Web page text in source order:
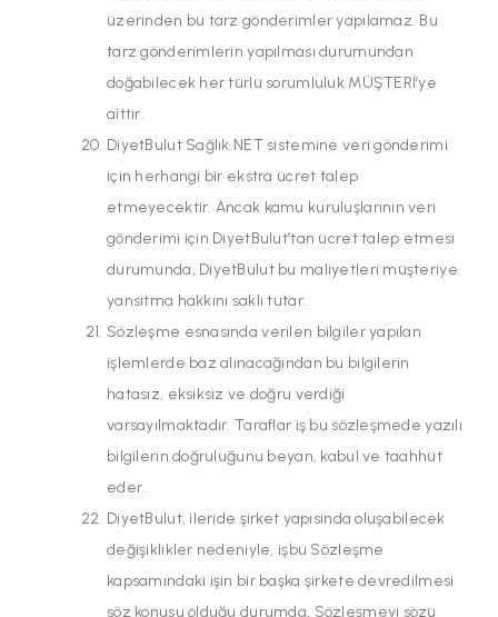
üzerinden bu tarz gönderimler yapılamaz. Bu
tarz gönderimlerin yapılması durumundan
doğabilecek her türlü sorumluluk MÜŞTERİ’ye
aittir.
DiyetBulut Sağlık.NET sistemine veri gönderimi
için herhangi bir ekstra ücret talep
etmeyecektir. Ancak kamu kuruluşlarının veri
gönderimi için DiyetBulut’tan ücret talep etmesi
durumunda, DiyetBulut bu maliyetleri müşteriye
yansıtma hakkını saklı tutar.
Sözleşme esnasında verilen bilgiler yapılan
işlemlerde baz alınacağından bu bilgilerin
hatasız, eksiksiz ve doğru verdiği
varsayılmaktadır. Taraflar iş bu sözleşmede yazılı
bilgilerin doğruluğunu beyan, kabul ve taahhüt
eder.
DiyetBulut, ileride şirket yapısında oluşabilecek
değişiklikler nedeniyle, işbu Sözleşme
kapsamındaki işin bir başka şirkete devredilmesi
söz konusu olduğu durumda, Sözleşmeyi sözü